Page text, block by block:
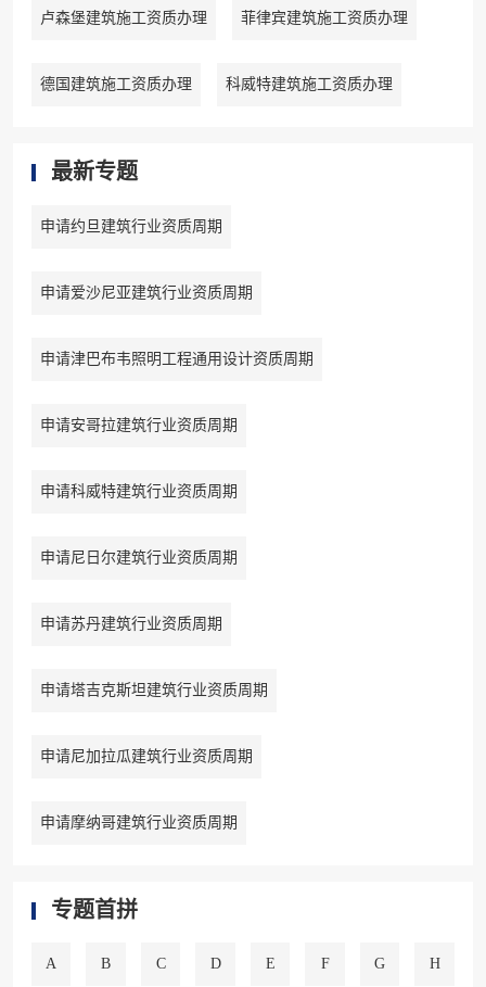
卢森堡建筑施工资质办理 菲律宾建筑施工资质办理
德国建筑施工资质办理 科威特建筑施工资质办理
最新专题
申请约旦建筑行业资质周期
申请爱沙尼亚建筑行业资质周期
申请津巴布韦照明工程通用设计资质周期
申请安哥拉建筑行业资质周期
申请科威特建筑行业资质周期
申请尼日尔建筑行业资质周期
申请苏丹建筑行业资质周期
申请塔吉克斯坦建筑行业资质周期
申请尼加拉瓜建筑行业资质周期
申请摩纳哥建筑行业资质周期
专题首拼
A B C D E F G H